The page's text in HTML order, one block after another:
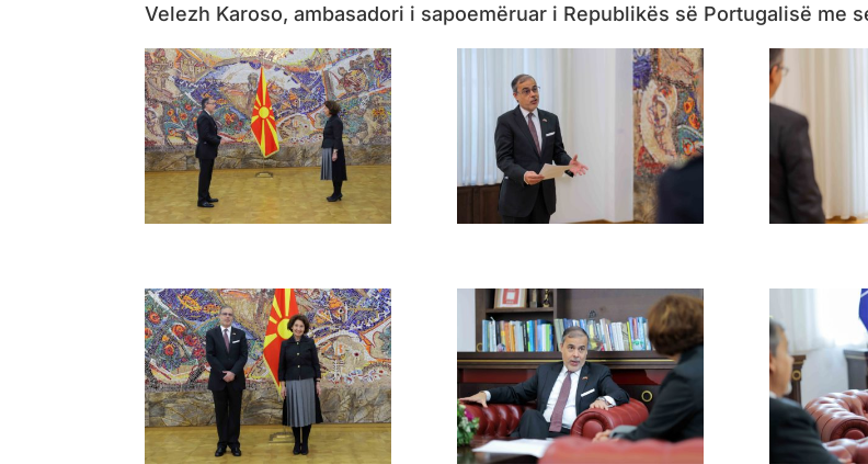
Velezh Karoso, ambasadori i sapoemëruar i Republikës së Portugalisë me